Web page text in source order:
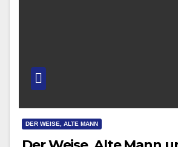
DER WEISE, ALTE MANN